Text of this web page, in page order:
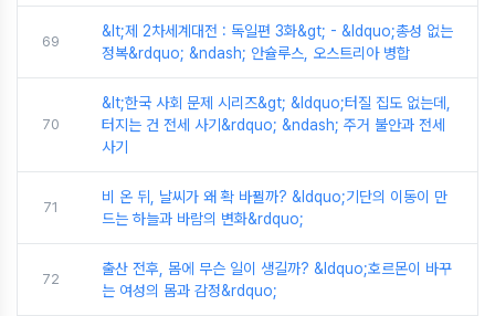
69
&lt;제 2차세계대전 : 독일편 3화&gt; - &ldquo;총성 없는
정복&rdquo; &ndash; 안슐루스, 오스트리아 병합
70
&lt;한국 사회 문제 시리즈&gt; &ldquo;터질 집도 없는데,
터지는 건 전세 사기&rdquo; &ndash; 주거 불안과 전세
사기
71
비 온 뒤, 날씨가 왜 확 바뀔까? &ldquo;기단의 이동이 만
드는 하늘과 바람의 변화&rdquo;
72
출산 전후, 몸에 무슨 일이 생길까? &ldquo;호르몬이 바꾸
는 여성의 몸과 감정&rdquo;